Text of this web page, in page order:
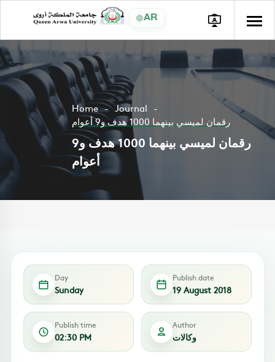
AR
Home
Journal
رقمان لميسي بينهما 1000 هدف و9 أعوام
رقمان لميسي بينهما 1000 هدف و9
أعوام
Day
Sunday
Publish date
19 August 2018
Publish time
02:30 PM
Author
وكالات